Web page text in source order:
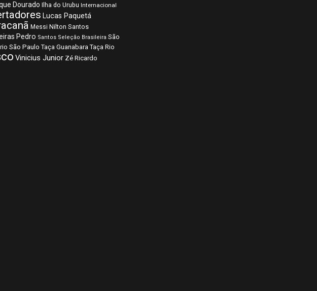
Dourado Ilha do Urubu Internacional
Lucas Paquetá
Messi Nilton Santos
Pedro Santos Seleção Brasileira São
São Paulo Taça Guanabara Taça Rio
Vinicius Junior Zé Ricardo